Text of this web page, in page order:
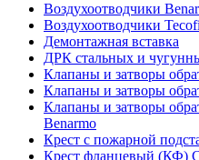
Воздухоотводчики
Воздухоотводчики Tecofi
Демонтажная вставка
ДРК стальных и
Клапаны и затворы
Клапаны и затворы
Клапаны и затворы
Benarmo
Крест с пожарной
Крест фланцевый (КФ)